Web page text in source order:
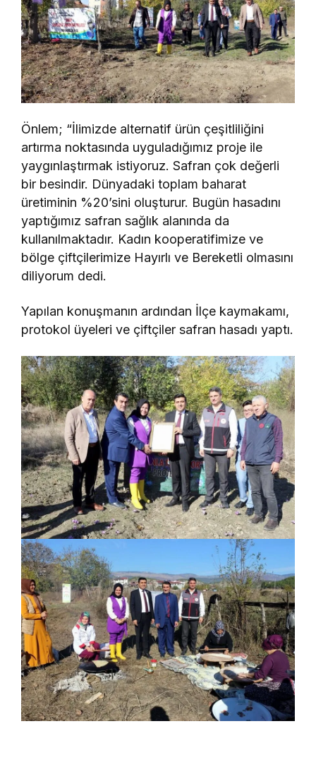
Önlem; “İlimizde alternatif ürün çeşitliliğini
artırma noktasında uyguladığımız proje ile
yaygınlaştırmak istiyoruz. Safran çok değerli
bir besindir. Dünyadaki toplam baharat
üretiminin %20’sini oluşturur. Bugün hasadını
yaptığımız safran sağlık alanında da
kullanılmaktadır. Kadın kooperatifimize ve
bölge çiftçilerimize Hayırlı ve Bereketli olmasını
diliyorum dedi.
Yapılan konuşmanın ardından İlçe kaymakamı,
protokol üyeleri ve çiftçiler safran hasadı yaptı.